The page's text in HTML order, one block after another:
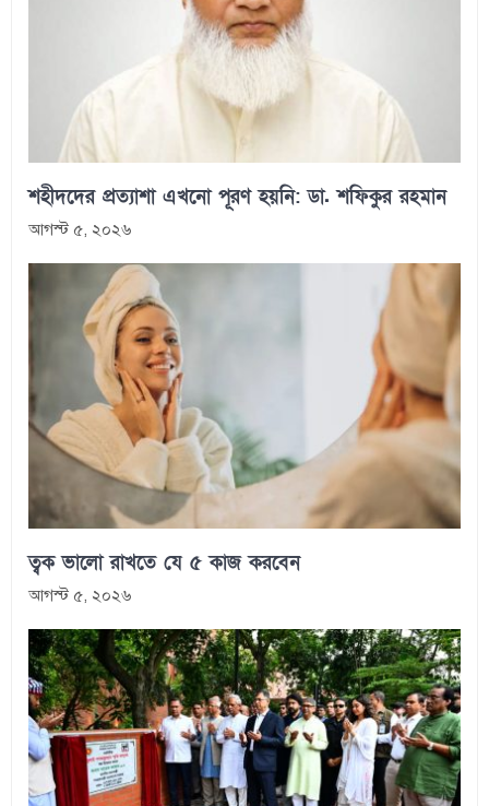
শহীদদের প্রত্যাশা এখনো পূরণ হয়নি: ডা. শফিকুর রহমান
আগস্ট ৫, ২০২৬
ত্বক ভালো রাখতে যে ৫ কাজ করবেন
আগস্ট ৫, ২০২৬